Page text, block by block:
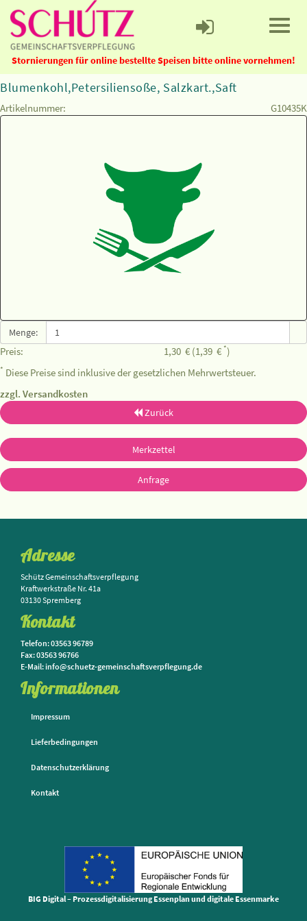
Stornierungen für online bestellte Speisen bitte online vornehmen!
Blumenkohl,Petersiliensoße, Salzkart.,Saft
Artikelnummer: G10435K
Menge:
Preis: 1,30 € (1,39 € *)
* Diese Preise sind inklusive der gesetzlichen Mehrwertsteuer.
zzgl. Versandkosten
Zurück
Merkzettel
Anfrage
Adresse
Schütz Gemeinschaftsverpflegung
Kraftwerkstraße Nr. 41a
03130 Spremberg
Kontakt
Telefon: 03563 96789
Fax: 03563 96766
E-Mail: info@schuetz-gemeinschaftsverpflegung.de
Informationen
Impressum
Lieferbedingungen
Datenschutzerklärung
Kontakt
BIG Digital – Prozessdigitalisierung Essenplan und digitale Essenmarke